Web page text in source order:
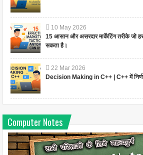
10 May 2026
15 आसान और असरदार मार्केटिंग तरीके जो
सकता है।
22 Mar 2026
Decision Making in C++ | C++ में
Computer Notes